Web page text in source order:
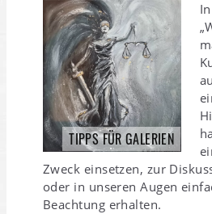
TIPPS FÜR GALERIEN
Zweck einsetzen, zur
oder in unseren Augen
Beachtung erhalten.